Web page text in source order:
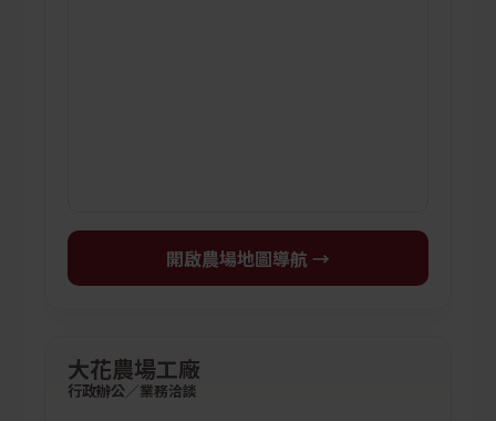
開啟農場地圖導航 →
大花農場工廠
行政辦公／業務洽談